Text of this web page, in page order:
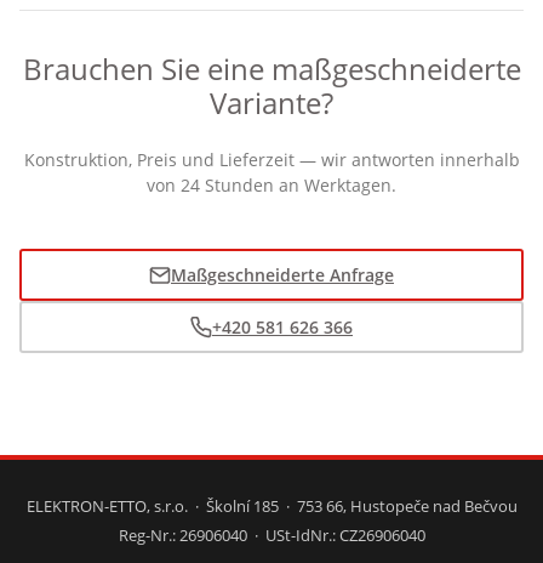
Brauchen Sie eine maßgeschneiderte
Variante?
Konstruktion, Preis und Lieferzeit — wir antworten innerhalb
von 24 Stunden an Werktagen.
Maßgeschneiderte Anfrage
+420 581 626 366
ELEKTRON-ETTO, s.r.o. · Školní 185 · 753 66, Hustopeče nad Bečvou
Reg-Nr.: 26906040 · USt-IdNr.: CZ26906040